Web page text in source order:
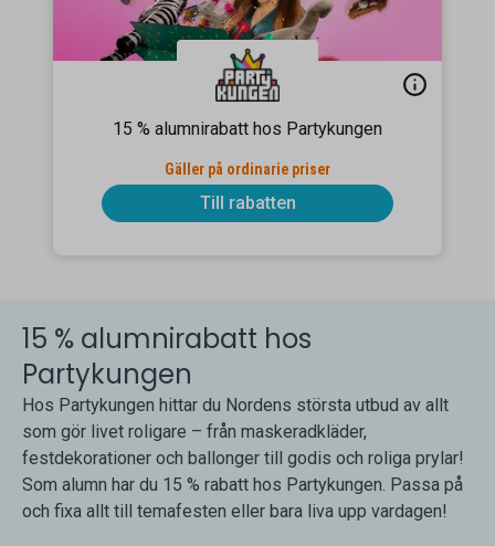
15 % alumnirabatt hos Partykungen
Gäller på ordinarie priser
Till rabatten
15 % alumnirabatt hos
Partykungen
Hos Partykungen hittar du Nordens största utbud av allt
som gör livet roligare – från maskeradkläder,
festdekorationer och ballonger till godis och roliga prylar!
Som alumn har du 15 % rabatt hos Partykungen. Passa på
och fixa allt till temafesten eller bara liva upp vardagen!